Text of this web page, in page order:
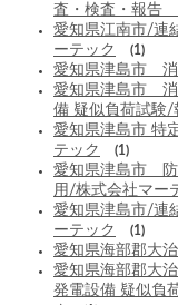
査・検査・報
愛知県江南市/連
ーテック
(1)
愛知県津島市
愛知県津島市 消
備 疑似負荷試験/
愛知県津島市 特
テック
(1)
愛知県津島市 防
用/株式会社マー
愛知県津島市/連
ーテック
(1)
愛知県海部郡大
愛知県海部郡大
発電設備 疑似負